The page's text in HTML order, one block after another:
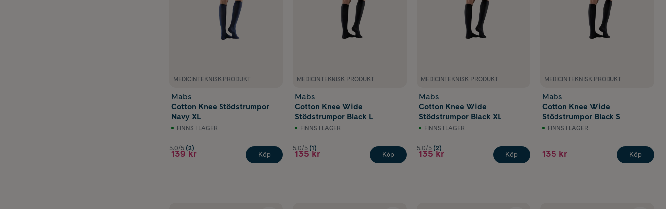
MEDICINTEKNISK PRODUKT
Mabs
Cotton Knee Stödstrumpor
Navy XL
FINNS I LAGER
5.0/5 (2)
139 kr Köp
MEDICINTEKNISK PRODUKT
Mabs
Cotton Knee Wide
Stödstrumpor Black L
FINNS I LAGER
5.0/5 (1)
135 kr Köp
MEDICINTEKNISK PRODUKT
Mabs
Cotton Knee Wide
Stödstrumpor Black XL
FINNS I LAGER
5.0/5 (2)
135 kr Köp
MEDICINTEKNISK PRODUKT
Mabs
Cotton Knee Wide
Stödstrumpor Black S
FINNS I LAGER
135 kr Köp